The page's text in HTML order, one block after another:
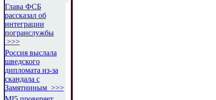
Глава ФСБ
рассказал об
интеграции
погранслужбы
>>>
Россия выслала
шведского
дипломата из-за
скандала с
Замятниным >>>